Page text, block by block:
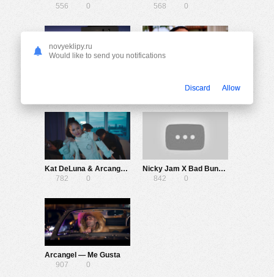
556
0
568
0
0
Kat DeLuna & Arcangel — Nueva Actitud
782
0
Nicky Jam X Bad Bunny X Arcangel — Satisfacción
842
0
Arcangel — Me Gusta
907
0
novyeklipy.ru
Would like to send you notifications
Discard Allow